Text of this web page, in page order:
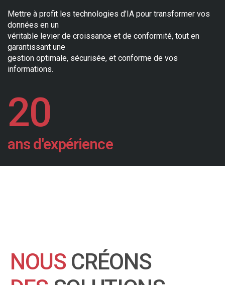
Mettre à profit les technologies d’IA pour transformer vos
données en un
véritable levier de croissance et de conformité, tout en
garantissant une
gestion optimale, sécurisée, et conforme de vos
informations.
20
ans d'expérience
NOUSCRÉONS